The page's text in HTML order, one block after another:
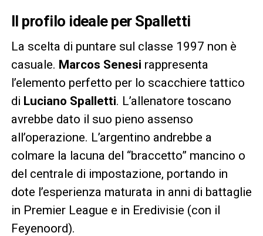
Il profilo ideale per Spalletti
La scelta di puntare sul classe 1997 non è
casuale. Marcos Senesi rappresenta
l’elemento perfetto per lo scacchiere tattico
di Luciano Spalletti. L’allenatore toscano
avrebbe dato il suo pieno assenso
all’operazione. L’argentino andrebbe a
colmare la lacuna del “braccetto” mancino o
del centrale di impostazione, portando in
dote l’esperienza maturata in anni di battaglie
in Premier League e in Eredivisie (con il
Feyenoord).